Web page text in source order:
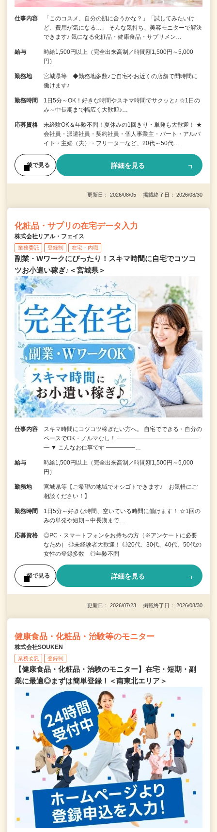
仕事内容
「このコスメ、自分の肌に合うかな？」「試してみたいけ
ど、費用が気になる…」 そんな気持ち、美容モニターで解決
できます♪ 気になる化粧品・健康食品・サプリメン…
給与
時給1,500円以上（完全出来高制／時間額1,500円～5,000
円）
勤務地
宮城県等 ◆勤務地多数♪ご自宅やお近くの店舗で間時間に
働けます♪
勤務時間
1日5分～OK！好きな時間やスキマ時間でサクッと♪ ☆1日の
み～中長期まで幅広く大歓迎♪…
応募資格
未経験OK＆年齢不問！夏休みの1回きり・単発も大歓迎！ ★
会社員・派遣社員・契約社員・個人事業主・パート・アルバ
イト・主婦（夫）・フリーターなど、20代～50代…
後で見る 詳細を見る
更新日： 2026/08/05 掲載終了日： 2026/08/30
化粧品・サプリの在宅データ入力
株式会社リアル・フェイス
業務委託 登録制 在宅・内職
副業・Wワークにぴったり！スキマ時間に自宅でコツコ
ツお小遣い稼ぎ♪＜宮城県＞
仕事内容
スキマ時間にコツコツ稼ぎたい方へ。 自宅でできる・自分の
ペースでOK・ノルマなし！ ━━━━━━━━━━━━━━
━ ▼ こんなお仕事です ━━━━━…
給与
時給1,500円以上（完全出来高制／時間額1,500円～5,000
円）
勤務地
宮城県等【ご希望の地域でオシゴトできます♪ お気軽にご
相談ください！】
勤務時間
1日5分～好きな時間、空いている時間に働けます！ ☆1回の
みの単発や短期～中長期まで…
応募資格
◎PC・スマートフォンをお持ちの方（※アンケートに必要
なため） ◎未経験者大歓迎！ ◎20代、30代、40代、50代の
女性の登録多数 ◎年齢不問
後で見る 詳細を見る
更新日： 2026/07/23 掲載終了日： 2026/08/30
健康食品・化粧品・治験等のモニター
株式会社SOUKEN
業務委託 登録制
【健康食品・化粧品・治験のモニター】在宅・短期・副
業に最適◎まずは簡単登録！＜南東北エリア＞